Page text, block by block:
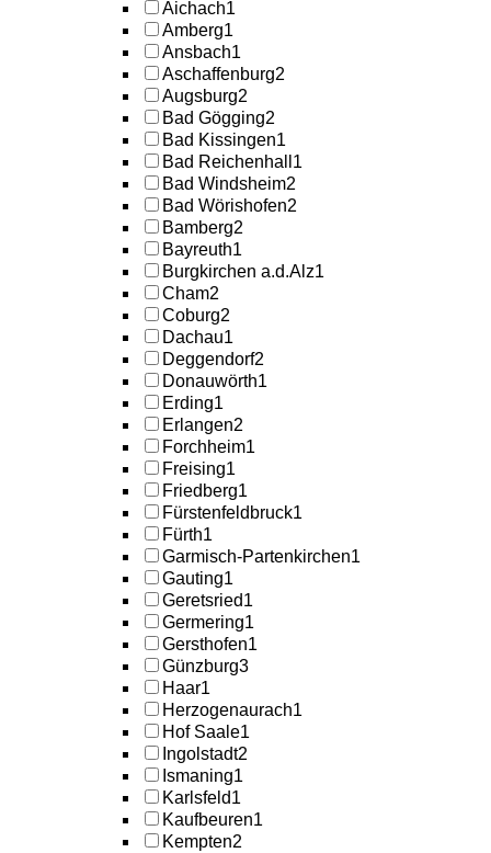
Aichach1
Amberg1
Ansbach1
Aschaffenburg2
Augsburg2
Bad Gögging2
Bad Kissingen1
Bad Reichenhall 1
Bad Windsheim2
Bad Wörishofen2
Bamberg2
Bayreuth1
Burgkirchen a.d.Alz1
Cham2
Coburg2
Dachau1
Deggendorf2
Donauwörth1
Erding1
Erlangen2
Forchheim1
Freising1
Friedberg1
Fürstenfeldbruck1
Fürth1
Garmisch-Partenkirchen1
Gauting1
Geretsried1
Germering1
Gersthofen1
Günzburg3
Haar1
Herzogenaurach1
Hof Saale1
Ingolstadt2
Ismaning1
Karlsfeld1
Kaufbeuren1
Kempten2